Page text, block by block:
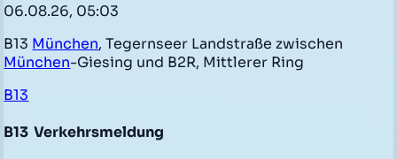
06.08.26, 05:03
B13 München, Tegernseer Landstraße zwischen
München-Giesing und B2R, Mittlerer Ring
B13
B13 Verkehrsmeldung